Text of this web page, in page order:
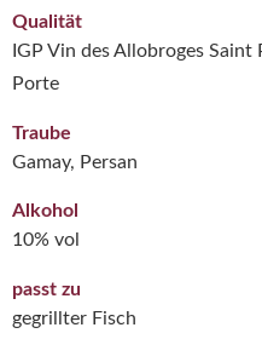
Qualität
IGP Vin des Allobroges Saint
Porte
Traube
Gamay, Persan
Alkohol
10% vol
passt zu
gegrillter Fisch